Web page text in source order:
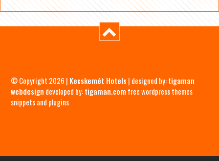
© Copyright 2026 | Kecskemét Hotels | designed by:tigaman
webdesign developed by:tigaman.com free wordpress themes
snippets and plugins